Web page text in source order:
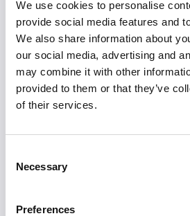
We use cookies to personalise
provide social media features and
We also share information about
our social media, advertising and
may combine it with other
provided to them or that they’ve
of their services.
Selection
Necessary
Preferences